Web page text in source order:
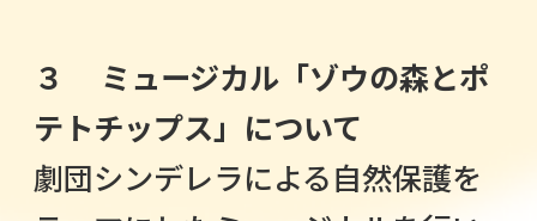
３ ミュージカル「ゾウの森とポ
テトチップス」について
劇団シンデレラによる自然保護を